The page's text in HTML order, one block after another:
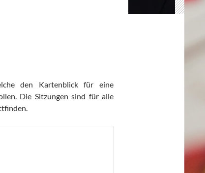
den Kartenblick für eine
Die Sitzungen sind für alle